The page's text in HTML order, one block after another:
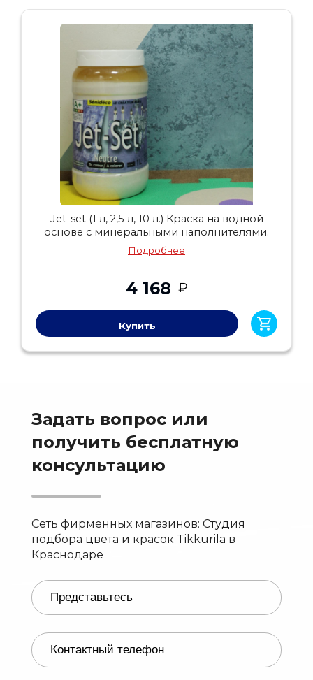
Jet-set (1 л, 2,5 л, 10 л.) Краска на водной
основе с минеральными наполнителями.
Подробнее
4 168 ₽
Купить
Задать вопрос или
получить бесплатную
консультацию
Сеть фирменных магазинов: Студия
подбора цвета и красок Tikkurila в
Краснодаре